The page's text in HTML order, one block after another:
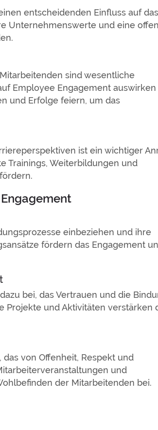
entscheidenden Einfluss auf das
Unternehmenswerte und eine
sind wesentliche
Employee Engagement auswirken
und Erfolge feiern, um das
ist ein wichtiger
Trainings, Weiterbildungen und
einbeziehen und ihre
fördern das Engagement
bei, das Vertrauen und die
Projekte und Aktivitäten verstärken
von Offenheit, Respekt und
und
der Mitarbeitenden bei.